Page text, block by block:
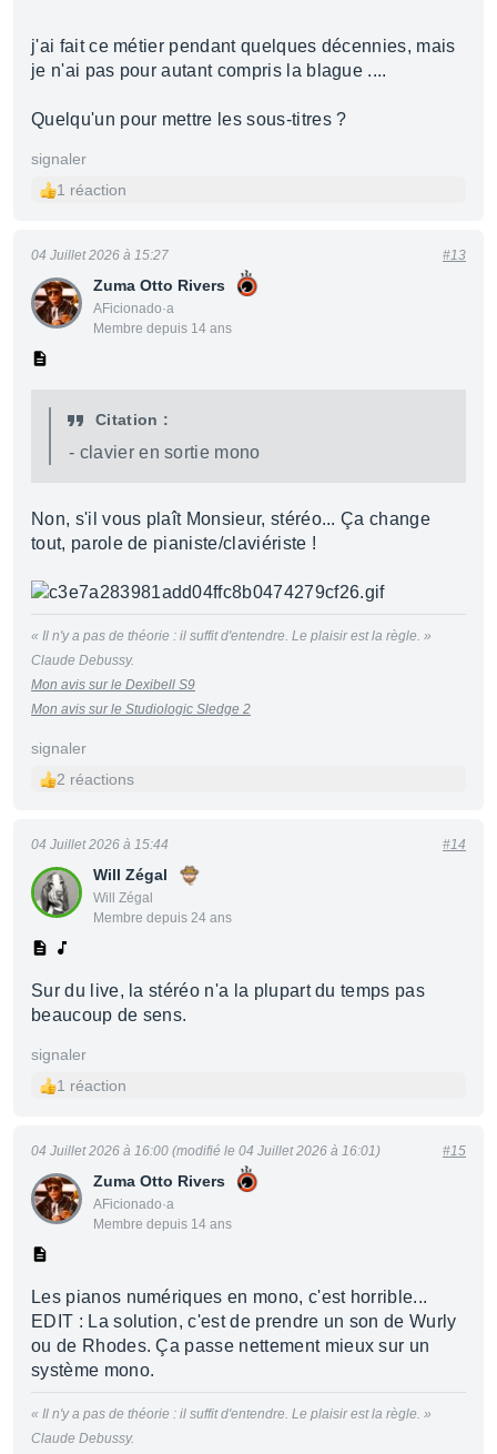
j'ai fait ce métier pendant quelques décennies, mais
je n'ai pas pour autant compris la blague ....
Quelqu'un pour mettre les sous-titres ?
signaler
1 réaction
Zuma Otto Rivers
AFicionado·a
Membre depuis 14 ans
04 Juillet 2026 à 15:27 #13
Citation :
- clavier en sortie mono
Non, s'il vous plaît Monsieur, stéréo... Ça change
tout, parole de pianiste/claviériste !
« Il n'y a pas de théorie : il suffit d'entendre. Le plaisir est la règle. »
Claude Debussy.
Mon avis sur le Dexibell S9
Mon avis sur le Studiologic Sledge 2
signaler
2 réactions
Will Zégal
Will Zégal
Membre depuis 24 ans
04 Juillet 2026 à 15:44 #14
Sur du live, la stéréo n'a la plupart du temps pas
beaucoup de sens.
signaler
1 réaction
Zuma Otto Rivers
AFicionado·a
Membre depuis 14 ans
04 Juillet 2026 à 16:00 (modifié le 04 Juillet 2026 à 16:01) #15
Les pianos numériques en mono, c'est horrible...
EDIT : La solution, c'est de prendre un son de Wurly
ou de Rhodes. Ça passe nettement mieux sur un
système mono.
« Il n'y a pas de théorie : il suffit d'entendre. Le plaisir est la règle. »
Claude Debussy.